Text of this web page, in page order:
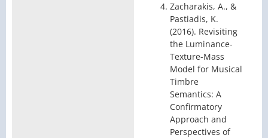
Zacharakis, A., &
Pastiadis, K.
(2016). Revisiting
the Luminance-
Texture-Mass
Model for Musical
Timbre
Semantics: A
Confirmatory
Approach and
Perspectives of